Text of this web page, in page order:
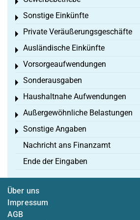
Toggle menu
Sonstige Einkünfte
Toggle menu
Private Veräußerungsgeschäfte
Toggle menu
Ausländische Einkünfte
Toggle menu
Vorsorgeaufwendungen
Toggle menu
Sonderausgaben
Toggle menu
Haushaltnahe Aufwendungen
Toggle menu
Außergewöhnliche Belastungen
Toggle menu
Sonstige Angaben
Toggle menu
Nachricht ans Finanzamt
Ende der Eingaben
Über uns
Impressum
AGB